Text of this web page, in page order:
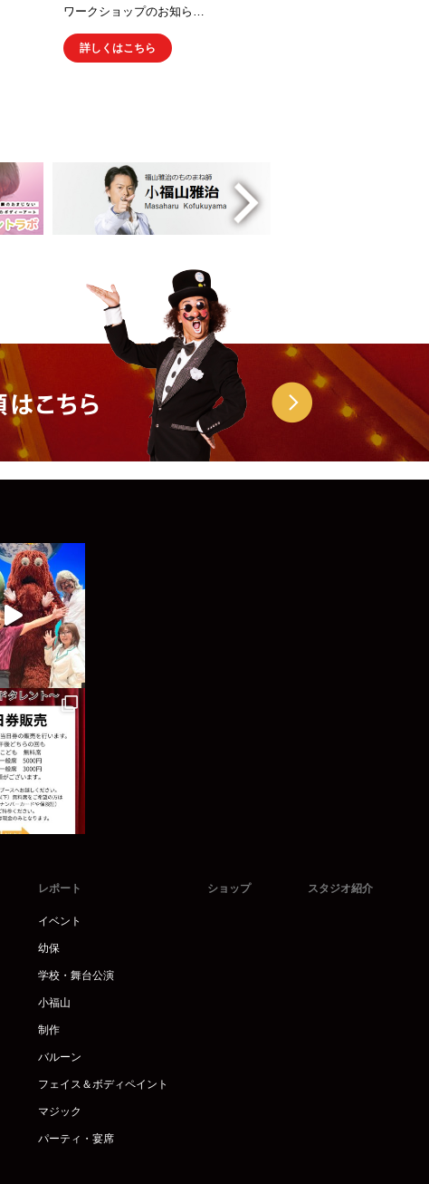
ワークショップのお知ら…
詳しくはこちら
レポート
イベント
幼保
学校・舞台公演
小福山
制作
バルーン
フェイス＆ボディペイント
マジック
パーティ・宴席
ショップ スタジオ紹介